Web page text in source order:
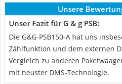
Unsere
Unser Fazit für G & g PSB:
Die G&G-PSB150-A hat uns
Zählfunktion und dem externen
Vergleich zu anderen
mit neuster DMS-Technologie.